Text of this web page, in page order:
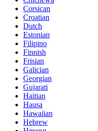
Corsican
Croatian
Dutch
Estonian
Filipino
Finnish
Frisian
Galician
Georgian
Gujarati
Haitian
Hausa
Hawaiian
Hebrew